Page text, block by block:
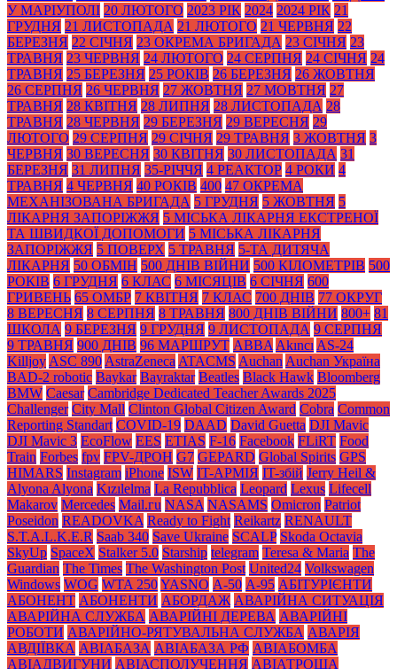
У МАРІУПОЛІ 20 ЛЮТОГО 2023 РІК 2024 2024 РІК 21
ГРУДНЯ 21 ЛИСТОПАДА 21 ЛЮТОГО 21 ЧЕРВНЯ 22
БЕРЕЗНЯ 22 СІЧНЯ 23 ОКРЕМА БРИГАДА 23 СІЧНЯ 23
ТРАВНЯ 23 ЧЕРВНЯ 24 ЛЮТОГО 24 СЕРПНЯ 24 СІЧНЯ 24
ТРАВНЯ 25 БЕРЕЗНЯ 25 РОКІВ 26 БЕРЕЗНЯ 26 ЖОВТНЯ
26 СЕРПНЯ 26 ЧЕРВНЯ 27 ЖОВТНЯ 27 МОВТНЯ 27
ТРАВНЯ 28 КВІТНЯ 28 ЛИПНЯ 28 ЛИСТОПАДА 28
ТРАВНЯ 28 ЧЕРВНЯ 29 БЕРЕЗНЯ 29 ВЕРЕСНЯ 29
ЛЮТОГО 29 СЕРПНЯ 29 СІЧНЯ 29 ТРАВНЯ 3 ЖОВТНЯ 3
ЧЕРВНЯ 30 ВЕРЕСНЯ 30 КВІТНЯ 30 ЛИСТОПАДА 31
БЕРЕЗНЯ 31 ЛИПНЯ 35-РІЧЧЯ 4 РЕАКТОР 4 РОКИ 4
ТРАВНЯ 4 ЧЕРВНЯ 40 РОКІВ 400 47 ОКРЕМА
МЕХАНІЗОВАНА БРИГАДА 5 ГРУДНЯ 5 ЖОВТНЯ 5
ЛІКАРНЯ ЗАПОРІЖЖЯ 5 МІСЬКА ЛІКАРНЯ ЕКСТРЕНОЇ
ТА ШВИДКОЇ ДОПОМОГИ 5 МІСЬКА ЛІКАРНЯ
ЗАПОРІЖЖЯ 5 ПОВЕРХ 5 ТРАВНЯ 5-ТА ДИТЯЧА
ЛІКАРНЯ 50 ОБМІН 500 ДНІВ ВІЙНИ 500 КІЛОМЕТРІВ 500
РОКІВ 6 ГРУДНЯ 6 КЛАС 6 МІСЯЦІВ 6 СІЧНЯ 600
ГРИВЕНЬ 65 ОМБР 7 КВІТНЯ 7 КЛАС 700 ДНІВ 77 ОКРУГ
8 ВЕРЕСНЯ 8 СЕРПНЯ 8 ТРАВНЯ 800 ДНІВ ВІЙНИ 800+ 81
ШКОЛА 9 БЕРЕЗНЯ 9 ГРУДНЯ 9 ЛИСТОПАДА 9 СЕРПНЯ
9 ТРАВНЯ 900 ДНІВ 96 МАРШРУТ ABBA Akıncı AS-24
Killjoy ASC 890 AstraZeneca ATACMS Auchan Auchan Україна
BAD-2 robotic Baykar Bayraktar Beatles Black Нawk Bloomberg
BMW Caesar Cambridge Dedicated Teacher Awards 2025
Challenger City Mall Clinton Global Citizen Award Cobra Common
Reporting Standart COVID-19 DAAD David Guetta DJI Mavic
DJI Mavic 3 EcoFlow EES ETIAS F-16 Facebook FLiRT Food
Train Forbes fpv FPV-ДРОН G7 GEPARD Global Spirits GPS
HIMARS Instagram iPhone ISW IT-АРМІЯ IT-збій Jerry Heil &
Alyona Alyona Kızılelma La Repubblica Leopard Lexus Lifecell
Makarov Mercedes Mаil.гu NASA NASAMS Omicron Patriot
Poseidon READOVKA Ready to Fight Reikartz RENAULT
S.T.A.L.K.E.R Saab 340 Save Ukraine SCALP Skoda Octavia
SkyUp SpaceX Stalker 5.0 Starship telegram Teresa & Maria The
Guardian The Times The Washington Post United24 Volkswagen
Windows WOG WTA 250YASNO А-50 А-95 АБІТУРІЄНТИ
АБОНЕНТ АБОНЕНТИ АБОРДАЖ АВАРІЙНА СИТУАЦІЯ
АВАРІЙНА СЛУЖБА АВАРІЙНІ ДЕРЕВА АВАРІЙНІ
РОБОТИ АВАРІЙНО-РЯТУВАЛЬНА СЛУЖБА АВАРІЯ
АВДІЇВКА АВІАБАЗА АВІАБАЗА РФ АВІАБОМБА
АВІАДВИГУНИ АВІАСПОЛУЧЕННЯ АВІАТРОЩА